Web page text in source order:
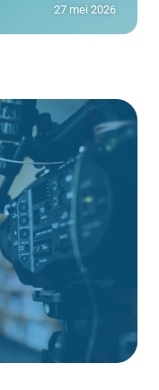
27 mei 2026